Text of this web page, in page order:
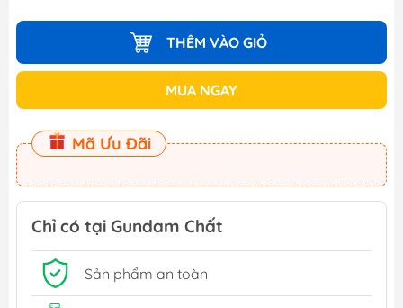
THÊM VÀO GIỎ
MUA NGAY
Mã Ưu Đãi
Chỉ có tại Gundam Chất
Sản phẩm an toàn